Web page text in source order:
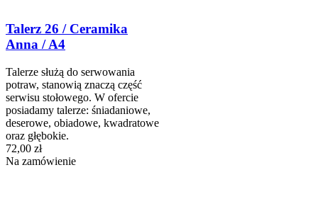
Talerz 26 / Ceramika
Anna / A4
Talerze służą do serwowania
potraw, stanowią znaczą część
serwisu stołowego. W ofercie
posiadamy talerze: śniadaniowe,
deserowe, obiadowe, kwadratowe
oraz głębokie.
72,00 zł
Na zamówienie